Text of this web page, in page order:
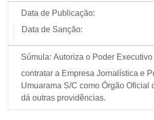
Data de Publicação:
Data de Sanção:
Súmula: Autoriza o Poder
contratar a Empresa Jornalística e
Umuarama S/C como Órgão Oficial
dá outras providências.